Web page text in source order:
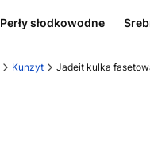
Perły słodkowodne
Kunzyt Jadeit kulka